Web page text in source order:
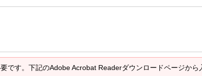
す。下記のAdobe Acrobat Readerダウンロードページから